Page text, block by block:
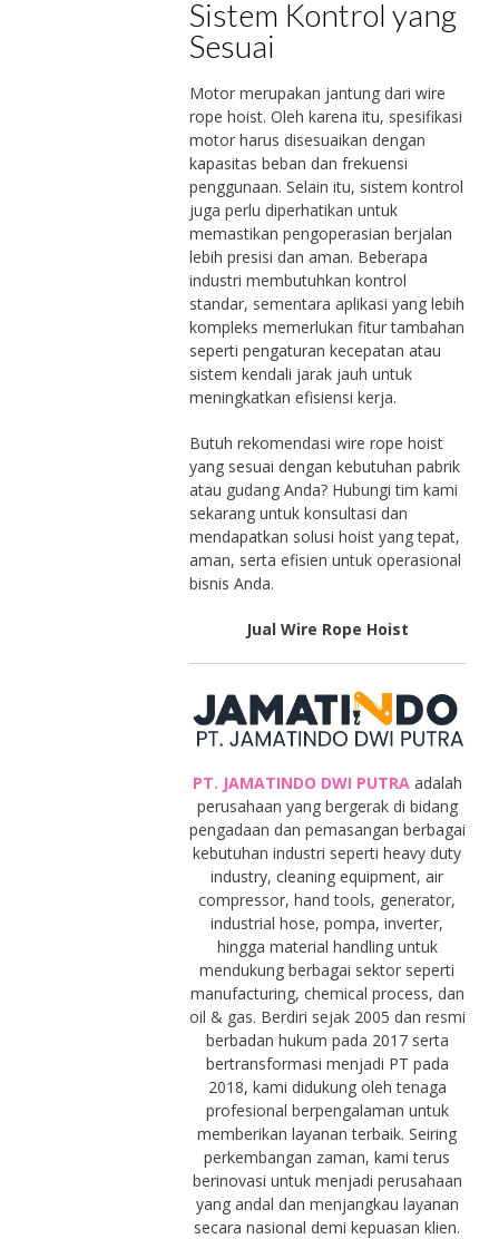
Sistem Kontrol yang
Sesuai
Motor merupakan jantung dari wire
rope hoist. Oleh karena itu, spesifikasi
motor harus disesuaikan dengan
kapasitas beban dan frekuensi
penggunaan. Selain itu, sistem kontrol
juga perlu diperhatikan untuk
memastikan pengoperasian berjalan
lebih presisi dan aman. Beberapa
industri membutuhkan kontrol
standar, sementara aplikasi yang lebih
kompleks memerlukan fitur tambahan
seperti pengaturan kecepatan atau
sistem kendali jarak jauh untuk
meningkatkan efisiensi kerja.
Butuh rekomendasi wire rope hoist
yang sesuai dengan kebutuhan pabrik
atau gudang Anda? Hubungi tim kami
sekarang untuk konsultasi dan
mendapatkan solusi hoist yang tepat,
aman, serta efisien untuk operasional
bisnis Anda.
Jual Wire Rope Hoist
PT. JAMATINDO DWI PUTRA adalah
perusahaan yang bergerak di bidang
pengadaan dan pemasangan berbagai
kebutuhan industri seperti heavy duty
industry, cleaning equipment, air
compressor, hand tools, generator,
industrial hose, pompa, inverter,
hingga material handling untuk
mendukung berbagai sektor seperti
manufacturing, chemical process, dan
oil & gas. Berdiri sejak 2005 dan resmi
berbadan hukum pada 2017 serta
bertransformasi menjadi PT pada
2018, kami didukung oleh tenaga
profesional berpengalaman untuk
memberikan layanan terbaik. Seiring
perkembangan zaman, kami terus
berinovasi untuk menjadi perusahaan
yang andal dan menjangkau layanan
secara nasional demi kepuasan klien.